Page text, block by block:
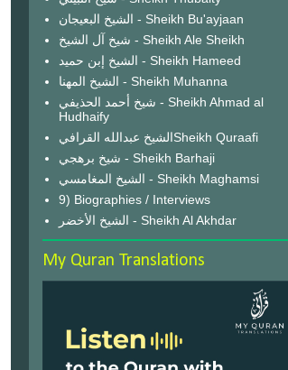
الشيخ البعيجان - Sheikh Bu'ayjaan
شيخ آل الشيخ - Sheikh Ale Sheikh
الشيخ إبن حميد - Sheikh Hameed
الشيخ المهنا - Sheikh Muhanna
شيخ أحمد الحذيفي - Sheikh Ahmad al
Hudhaify
الشيخ عبدالله القرافيSheikh Quraafi
شيخ برهجي - Sheikh Barhaji
الشيخ المغامسي - Sheikh Maghamsi
9) Biographies / Interviews
الشيخ الأخضر - Sheikh Al Akhdar
My Quran Translations